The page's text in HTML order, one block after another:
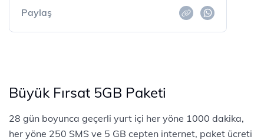
Paylaş
Büyük Fırsat 5GB Paketi
28 gün boyunca geçerli yurt içi her yöne 1000 dakika,
her yöne 250 SMS ve 5 GB cepten internet, paket ücreti